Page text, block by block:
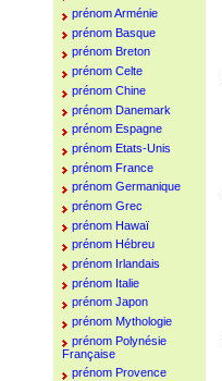
prénom Arménie
prénom Basque
prénom Breton
prénom Celte
prénom Chine
prénom Danemark
prénom Espagne
prénom Etats-Unis
prénom France
prénom Germanique
prénom Grec
prénom Hawaï
prénom Hébreu
prénom Irlandais
prénom Italie
prénom Japon
prénom Mythologie
prénom Polynésie
Française
prénom Provence